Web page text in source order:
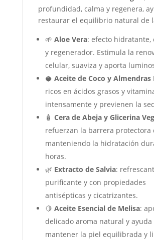
profundidad, calma y regenera,
restaurar el equilibrio natural de
🌱 Aloe Vera: efecto hidratante,
y regenerador. Estimula la
celular, suaviza y aporta
🥥 Aceite de Coco y Almendras
ricos en ácidos grasos y
intensamente y previenen la
🧴 Cera de Abeja y Glicerina
refuerzan la barrera protectora
manteniendo la hidratación
horas.
🌿 Extracto de Salvia:
purificante y con propiedades
antisépticas y cicatrizantes.
🍋 Aceite Esencial de Melisa:
delicado aroma natural y ayuda
mantener la piel equilibrada y